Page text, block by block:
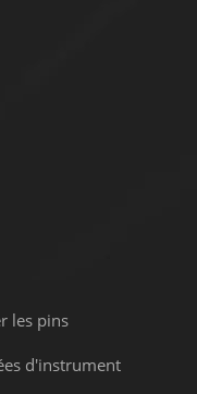
les pins
d'instrument